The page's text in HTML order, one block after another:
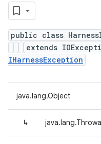
public class
extends
IHarnessException
java.lang.Object
↳